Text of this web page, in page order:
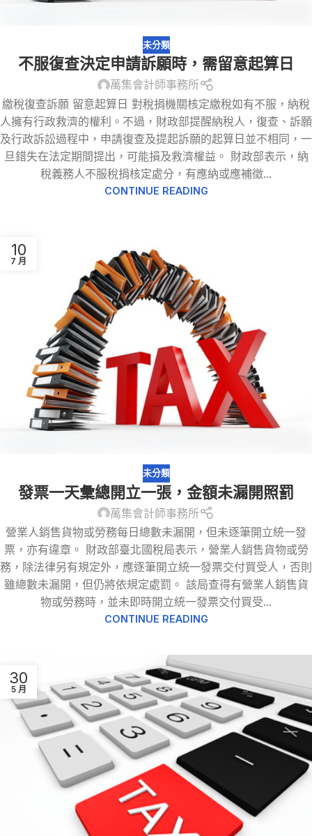
未分類
不服復查決定申請訴願時，需留意起算日
萬集會計師事務所
繳稅復查訴願 留意起算日 對稅捐機關核定繳稅如有不服，納稅
人擁有行政救濟的權利。不過，財政部提醒納稅人，復查、訴願
及行政訴訟過程中，申請復查及提起訴願的起算日並不相同，一
旦錯失在法定期間提出，可能損及救濟權益。 財政部表示，納
稅義務人不服稅捐核定處分，有應納或應補徵...
CONTINUE READING
10
7 月
未分類
發票一天彙總開立一張，金額未漏開照罰
萬集會計師事務所
營業人銷售貨物或勞務每日總數未漏開，但未逐筆開立統一發
票，亦有違章。 財政部臺北國稅局表示，營業人銷售貨物或勞
務，除法律另有規定外，應逐筆開立統一發票交付買受人，否則
雖總數未漏開，但仍將依規定處罰。 該局查得有營業人銷售貨
物或勞務時，並未即時開立統一發票交付買受...
CONTINUE READING
30
5 月